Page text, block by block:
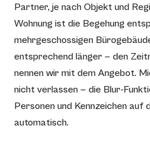
Partner, je nach Objekt und
Wohnung ist die Begehung
mehrgeschossigen
entsprechend länger — den
nennen wir mit dem Angebot.
nicht verlassen — die Blur-
Personen und Kennzeichen auf
automatisch.